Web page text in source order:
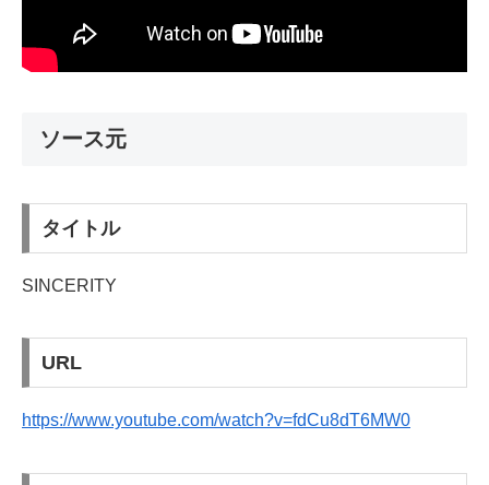
ソース元
タイトル
SINCERITY
URL
https://www.youtube.com/watch?v=fdCu8dT6MW0